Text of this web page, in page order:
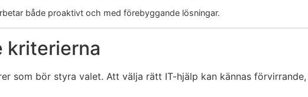
både proaktivt och med förebyggande lösningar.
kriterierna
som bör styra valet. Att välja rätt IT-hjälp kan kännas